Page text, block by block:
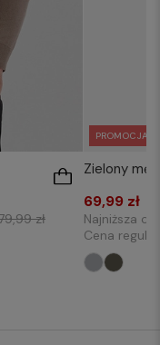
zł
PROMOCJA
Zielony
69,99 zł
Najniższa
Cena